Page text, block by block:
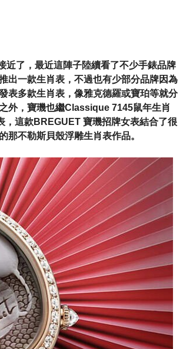
近了，最近這陣子陸續看了不少手錶品牌
出一款生肖表，不過也有少部分品牌因為
表多款生肖表，像雅克德羅或寶珀等就分
外，寶璣也繼Classique 7145鼠年生肖
這款BREGUET 寶璣招牌女表結合了很
那不勒斯貝殼浮雕生肖表作品。